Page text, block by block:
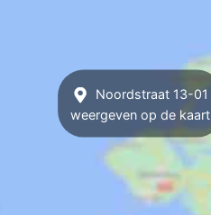
Noordstraat 13-01
weergeven op de kaart